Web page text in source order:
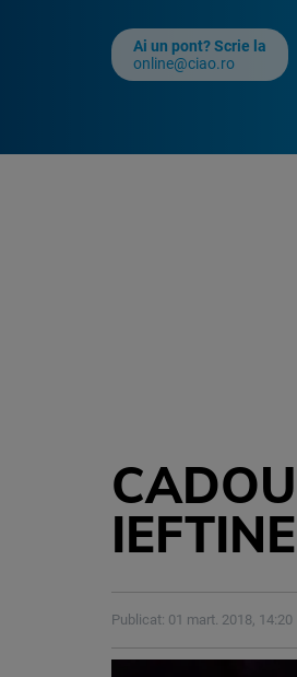
Ai un pont? Scrie la
online@ciao.ro
Publicat: 01 mart. 2018, 14:20